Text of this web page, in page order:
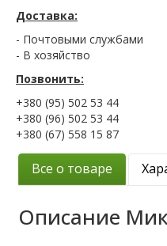
Доставка:
- Почтовыми службами
- В хозяйство
Позвонить:
+380 (95) 502 53 44
+380 (96) 502 53 44
+380 (67) 558 15 87
Все о товаре
Описание